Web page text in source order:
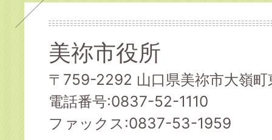
美祢市役所
〒759-2292 山口県美祢市大嶺
電話番号:0837-52-1110
ファックス:0837-53-1959